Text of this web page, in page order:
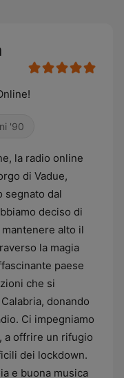
'90
la radio online
di Vadue,
segnato dal
deciso di
alto il
la magia
paese
che si
donando
Ci impegniamo
a offrire un rifugio
dei lockdown.
e buona musica